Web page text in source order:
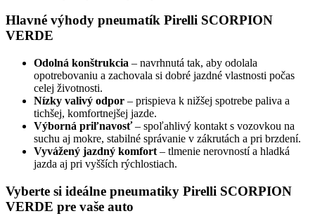
Hlavné výhody pneumatík Pirelli SCORPION
VERDE
Odolná konštrukcia – navrhnutá tak, aby odolala
opotrebovaniu a zachovala si dobré jazdné vlastnosti počas
celej životnosti.
Nízky valivý odpor – prispieva k nižšej spotrebe paliva a
tichšej, komfortnejšej jazde.
Výborná priľnavosť– spoľahlivý kontakt s vozovkou na
suchu aj mokre, stabilné správanie v zákrutách a pri brzdení.
Vyvážený jazdný komfort – tlmenie nerovností a hladká
jazda aj pri vyšších rýchlostiach.
Vyberte si ideálne pneumatiky Pirelli SCORPION
VERDE pre vaše auto